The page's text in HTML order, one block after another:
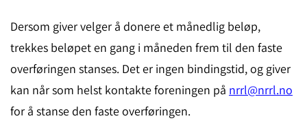
Dersom giver velger å donere et månedlig beløp,
trekkes beløpet en gang i måneden frem til den faste
overføringen stanses. Det er ingen bindingstid, og giver
kan når som helst kontakte foreningen på nrrl@nrrl.no
for å stanse den faste overføringen.